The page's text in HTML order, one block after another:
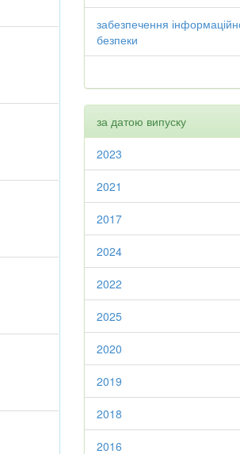
забезпечення
безпеки
за датою випуску
2023
2021
2017
2024
2022
2025
2020
2019
2018
2016